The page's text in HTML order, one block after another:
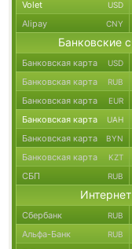
Volet USD
Alipay CNY
Банковские
Банковская карта USD
Банковская карта RUB
Банковская карта EUR
Банковская карта UAH
Банковская карта BYN
Банковская карта KZT
СБП RUB
Сбербанк RUB
Альфа-Банк RUB